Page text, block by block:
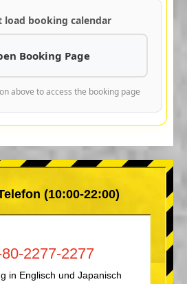
load booking calendar
Booking Page
above to access the booking page
(10:00-22:00)
2277-2277
in Englisch und Japanisch